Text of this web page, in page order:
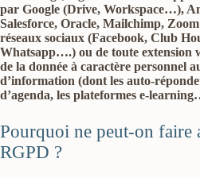
par Google (Drive, Workspace…),
Salesforce, Oracle, Mailchimp,
réseaux sociaux (Facebook, Club
Whatsapp….) ou de toute extension
de la donnée à caractère personnel
d’information (dont les auto-
d’agenda, les plateformes e-
Pourquoi ne peut-on faire
RGPD ?